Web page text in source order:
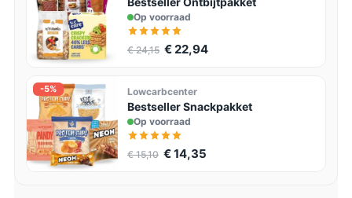
Op voorraad
€ 24,15 € 22,94
-5% Lowcarbcenter
Bestseller Snackpakket
Op voorraad
€ 15,10 € 14,35